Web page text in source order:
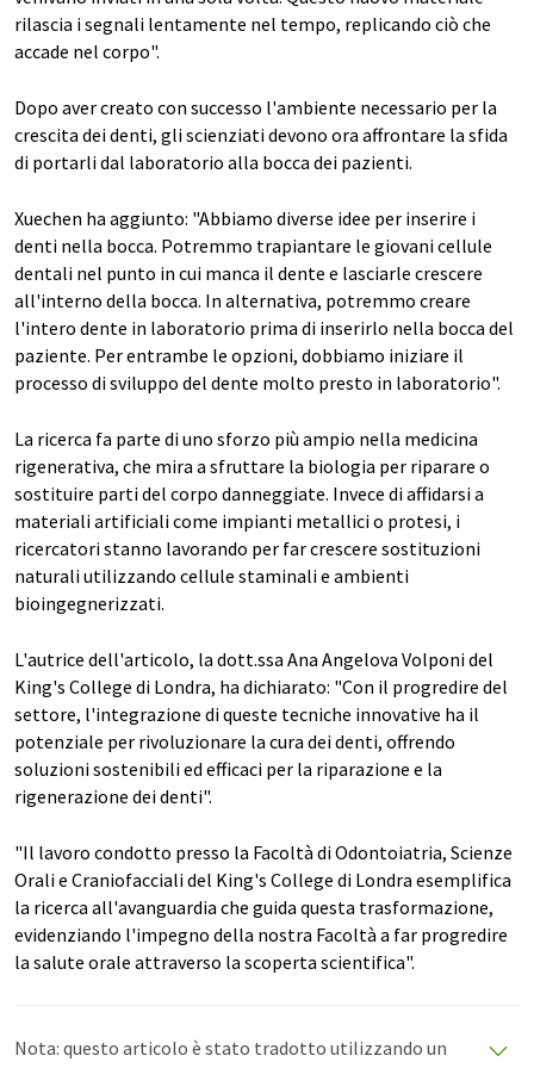
rilascia i segnali lentamente nel tempo, replicando ciò che
accade nel corpo".
Dopo aver creato con successo l'ambiente necessario per la
crescita dei denti, gli scienziati devono ora affrontare la sfida
di portarli dal laboratorio alla bocca dei pazienti.
Xuechen ha aggiunto: "Abbiamo diverse idee per inserire i
denti nella bocca. Potremmo trapiantare le giovani cellule
dentali nel punto in cui manca il dente e lasciarle crescere
all'interno della bocca. In alternativa, potremmo creare
l'intero dente in laboratorio prima di inserirlo nella bocca del
paziente. Per entrambe le opzioni, dobbiamo iniziare il
processo di sviluppo del dente molto presto in laboratorio".
La ricerca fa parte di uno sforzo più ampio nella medicina
rigenerativa, che mira a sfruttare la biologia per riparare o
sostituire parti del corpo danneggiate. Invece di affidarsi a
materiali artificiali come impianti metallici o protesi, i
ricercatori stanno lavorando per far crescere sostituzioni
naturali utilizzando cellule staminali e ambienti
bioingegnerizzati.
L'autrice dell'articolo, la dott.ssa Ana Angelova Volponi del
King's College di Londra, ha dichiarato: "Con il progredire del
settore, l'integrazione di queste tecniche innovative ha il
potenziale per rivoluzionare la cura dei denti, offrendo
soluzioni sostenibili ed efficaci per la riparazione e la
rigenerazione dei denti".
"Il lavoro condotto presso la Facoltà di Odontoiatria, Scienze
Orali e Craniofacciali del King's College di Londra esemplifica
la ricerca all'avanguardia che guida questa trasformazione,
evidenziando l'impegno della nostra Facoltà a far progredire
la salute orale attraverso la scoperta scientifica".
Nota: questo articolo è stato tradotto utilizzando un